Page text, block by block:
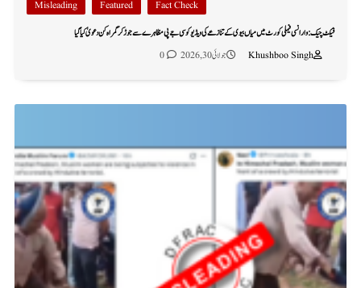
Fact Check
Featured
Misleading
فیکٹ چیک: وارانسی فیملی کورٹ میں میاں بیوی کے تنازعے کی ویڈیو کو سی جے پی مظاہرے سے جوڑ کر گمراہ کن دعویٰ کیا گیا
Khushboo Singh
جولائی 30, 2026 0